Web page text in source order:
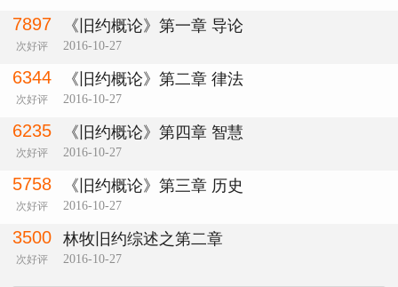
7897
次好评
《旧约概论》第一章 导论
2016-10-27
6344
次好评
《旧约概论》第二章 律法
2016-10-27
6235
次好评
《旧约概论》第四章 智慧
2016-10-27
5758
次好评
《旧约概论》第三章 历史
2016-10-27
3500
次好评
林牧旧约综述之第二章
2016-10-27